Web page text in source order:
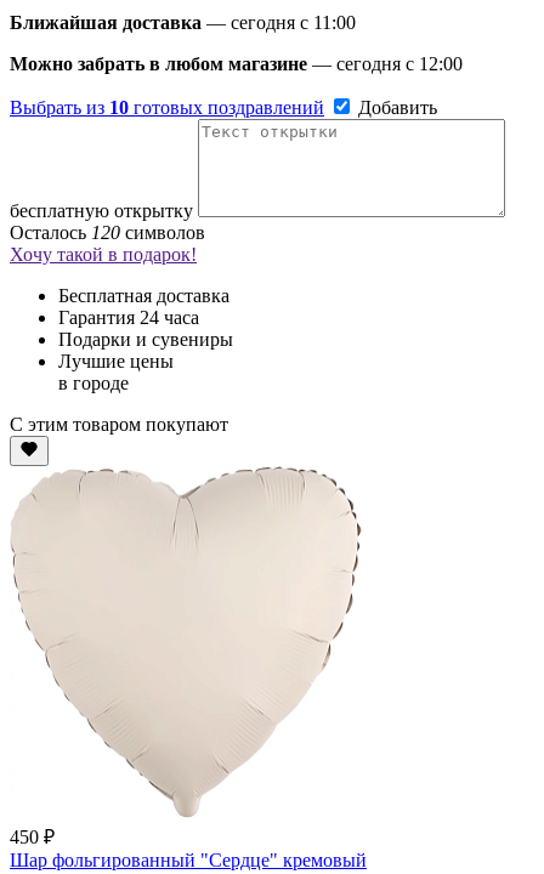
Ближайшая доставка — сегодня c 11:00
Можно забрать в любом магазине — сегодня c 12:00
Выбрать из 10 готовых поздравлений Добавить
бесплатную открытку
Осталось 120 символов
Хочу такой в подарок!
Бесплатная доставка
Гарантия 24 часа
Подарки и сувениры
Лучшие цены
в городе
С этим товаром покупают
450 ₽
Шар фольгированный "Сердце" кремовый